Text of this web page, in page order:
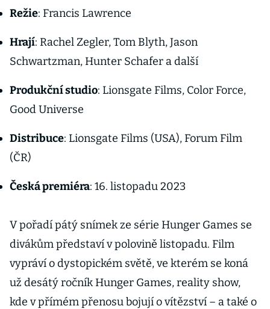
Režie: Francis Lawrence
Hrají: Rachel Zegler, Tom Blyth, Jason
Schwartzman, Hunter Schafer a další
Produkční studio: Lionsgate Films, Color Force,
Good Universe
Distribuce: Lionsgate Films (USA), Forum Film
(ČR)
Česká premiéra: 16. listopadu 2023
V pořadí pátý snímek ze série Hunger Games se
divákům představí v polovině listopadu. Film
vypráví o dystopickém světě, ve kterém se koná
už desátý ročník Hunger Games, reality show,
kde v přímém přenosu bojují o vítězství – a také o